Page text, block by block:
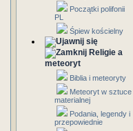
Początki polifonii
PL
Śpiew kościelny
Religie a
meteoryt
Biblia i meteoryty
Meteoryt w sztuce
materialnej
Podania, legendy i
przepowiednie